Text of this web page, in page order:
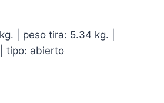
| peso tira: 5.34 kg. |
tipo: abierto